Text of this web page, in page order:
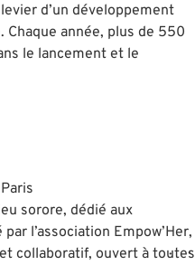
d’un développement
Chaque année, plus de 550
le lancement et le
sorore, dédié aux
l’association Empow’Her,
collaboratif, ouvert à tou·te·s